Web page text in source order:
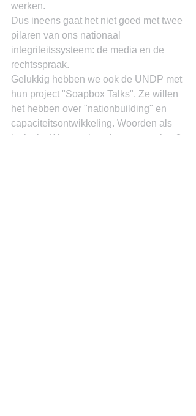
werken.
Dus ineens gaat het niet goed met twee
pilaren van ons nationaal
integriteitssysteem: de media en de
rechtsspraak.
Gelukkig hebben we ook de UNDP met
hun project "Soapbox Talks". Ze willen
het hebben over "nationbuilding" en
capaciteitsontwikkeling. Woorden als
inclusie. Waarom het niet gaat werken?